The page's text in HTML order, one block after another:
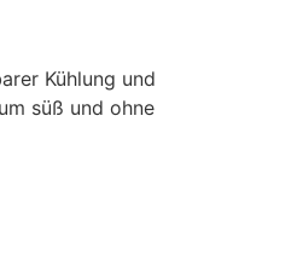
Kühlung und
süß und ohne